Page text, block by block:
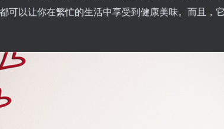
可以让你在繁忙的生活中享受到健康美味。而且，